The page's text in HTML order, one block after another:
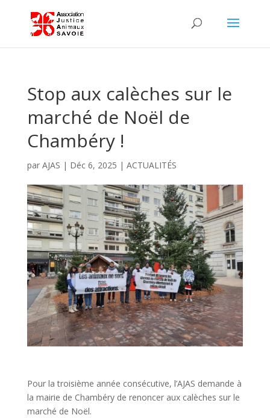
Stop aux calèches sur le
marché de Noël de
Chambéry !
par AJAS | Déc 6, 2025 | ACTUALITÉS
Pour la troisième année consécutive, l’AJAS demande à
la mairie de Chambéry de renoncer aux calèches sur le
marché de Noël.